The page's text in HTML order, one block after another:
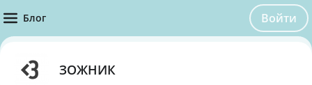
Блог Войти
ЗОЖНИК